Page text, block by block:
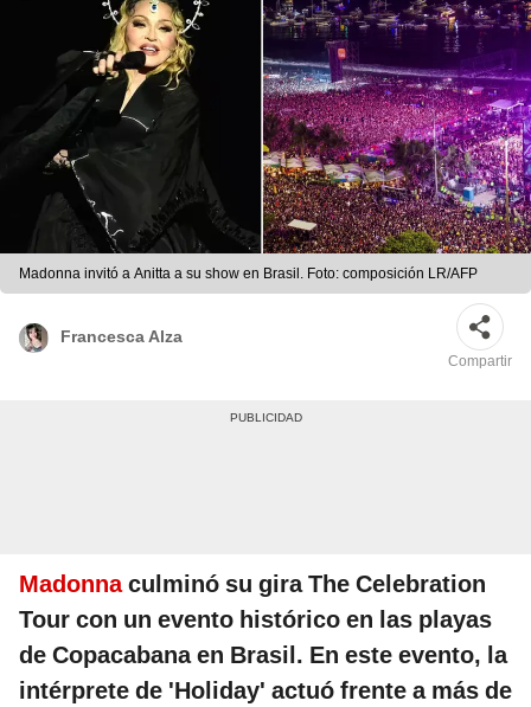
Madonna invitó a Anitta a su show en Brasil. Foto: composición LR/AFP
Francesca Alza
Compartir
Madonnaculminó su gira The Celebration
Tour con un evento histórico en las playas
de Copacabana en Brasil. En este evento, la
intérprete de 'Holiday' actuó frente a más de